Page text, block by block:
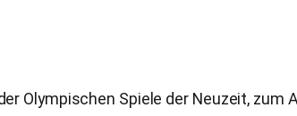
Olympischen Spiele der Neuzeit, zum